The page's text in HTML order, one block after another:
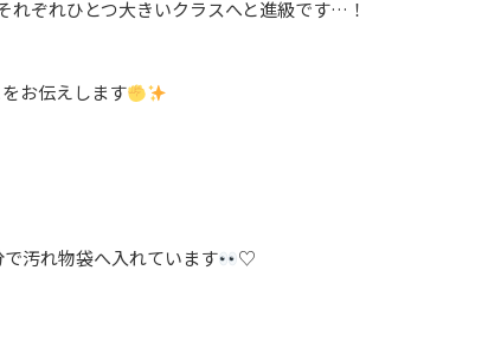
れぞれひとつ大きいクラスへと進級です…！
お伝えします
汚れ物袋へ入れています ♡